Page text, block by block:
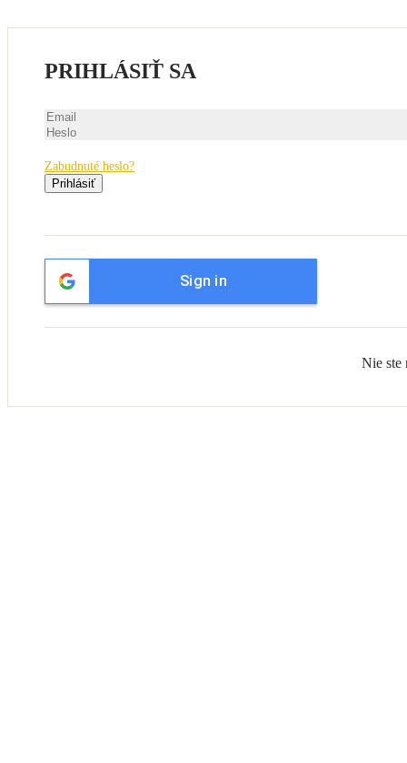
PRIHLÁSIŤ SA
Zabudnuté heslo?
Prihlásiť
Sign in
Nie ste